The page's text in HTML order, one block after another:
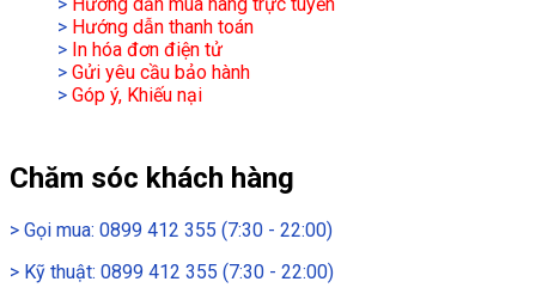
> Hướng dẫn thanh toán
> In hóa đơn điện tử
> Gửi yêu cầu bảo hành
> Góp ý, Khiếu nại
Chăm sóc khách hàng
> Gọi mua: 0899 412 355 (7:30 - 22:00)
> Kỹ thuật: 0899 412 355 (7:30 - 22:00)